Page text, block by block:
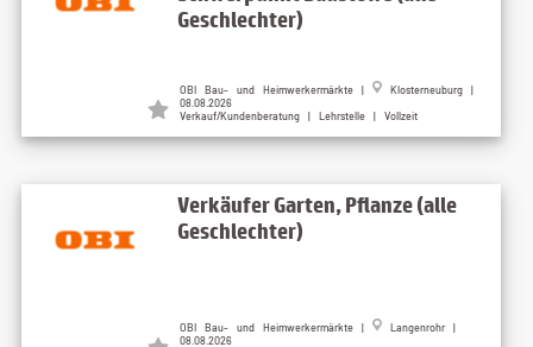
Geschlechter)
OBI Bau- und Heimwerkermärkte |
Klosterneuburg |
08.08.2026
Verkauf/Kundenberatung | Lehrstelle | Vollzeit
Verkäufer Garten, Pflanze (alle
Geschlechter)
OBI Bau- und Heimwerkermärkte |
Langenrohr |
08.08.2026